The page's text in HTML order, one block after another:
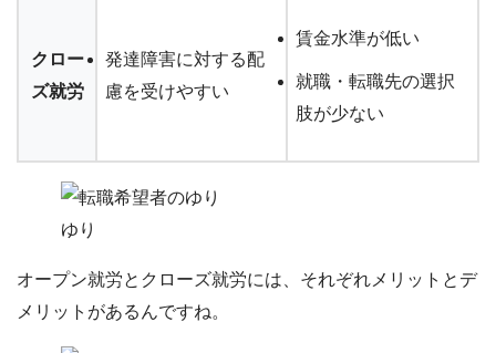
クロー
ズ就労
発達障害に対する配
慮を受けやすい
賃金水準が低い
就職・転職先の選択
肢が少ない
ゆり
オープン就労とクローズ就労には、それぞれメリットとデ
メリットがあるんですね。